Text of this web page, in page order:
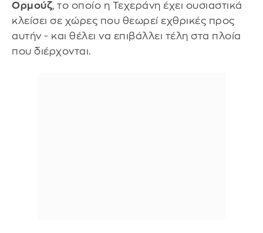
Ορμούζ, το οποίο η Τεχεράνη έχει ουσιαστικά
κλείσει σε χώρες που θεωρεί εχθρικές προς
αυτήν - και θέλει να επιβάλλει τέλη στα πλοία
που διέρχονται.